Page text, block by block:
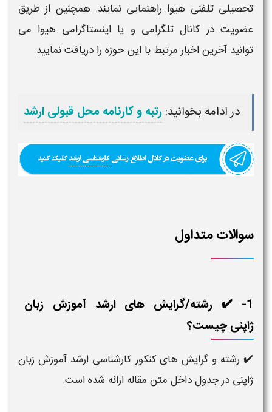
تحصیلی تلفنی هیوا راهنمایی نمایند. همچنین از طریق
عضویت در کانال تلگرامی و یا اینستاگرامی هیوا می
توانید آخرین اخبار مرتبط با این حوزه را دریافت نمایید.
در ادامه بخوانید:رتبه و کارنامه محل قبولی ارشد
سوالات متداول
1- ✔️ رشته/گرایش های ارشد آموزش زبان
ژاپنی چیست؟
✔️ رشته و گرایش های کنکور کارشناسی ارشد آموزش زبان
ژاپنی در جدول داخل متن مقاله ارائه شده است.